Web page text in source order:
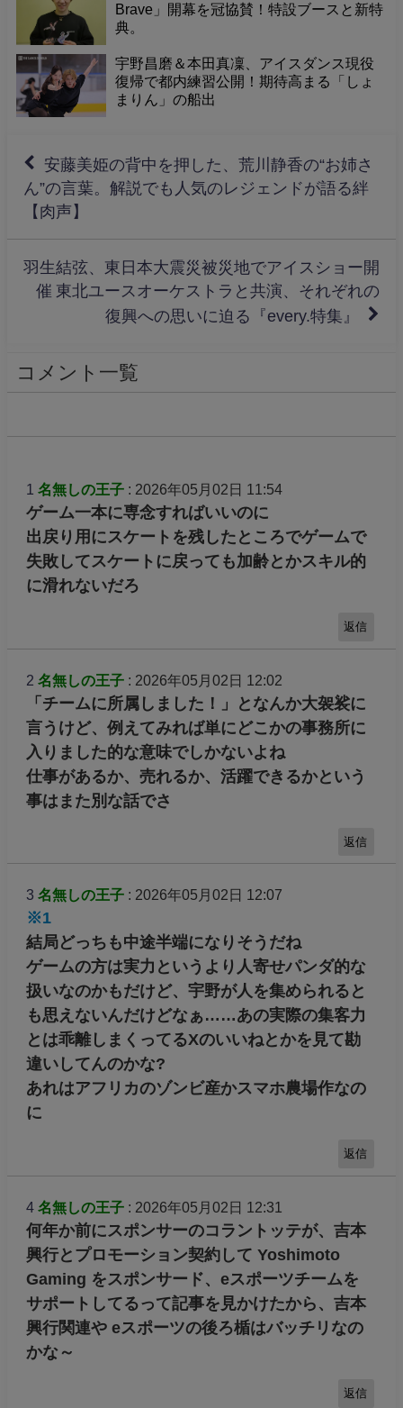
Brave」開幕を冠協賛！特設ブースと新特
典。
宇野昌磨＆本田真凜、アイスダンス現役
復帰で都内練習公開！期待高まる「しょ
まりん」の船出
安藤美姫の背中を押した、荒川静香の“お姉さ
ん”の言葉。解説でも人気のレジェンドが語る絆
【肉声】
羽生結弦、東日本大震災被災地でアイスショー開
催 東北ユースオーケストラと共演、それぞれの
復興への思いに迫る『every.特集』
コメント一覧
1 名無しの王子: 2026年05月02日 11:54
ゲーム一本に専念すればいいのに
出戻り用にスケートを残したところでゲームで
失敗してスケートに戻っても加齢とかスキル的
に滑れないだろ
返信
2 名無しの王子: 2026年05月02日 12:02
「チームに所属しました！」となんか大袈裟に
言うけど、例えてみれば単にどこかの事務所に
入りました的な意味でしかないよね
仕事があるか、売れるか、活躍できるかという
事はまた別な話でさ
返信
3 名無しの王子: 2026年05月02日 12:07
※1
結局どっちも中途半端になりそうだね
ゲームの方は実力というより人寄せパンダ的な
扱いなのかもだけど、宇野が人を集められると
も思えないんだけどなぁ……あの実際の集客力
とは乖離しまくってるXのいいねとかを見て勘
違いしてんのかな?
あれはアフリカのゾンビ産かスマホ農場作なの
に
返信
4 名無しの王子: 2026年05月02日 12:31
何年か前にスポンサーのコラントッテが、吉本
興行とプロモーション契約して Yoshimoto
Gaming をスポンサード、eスポーツチームを
サポートしてるって記事を見かけたから、吉本
興行関連や eスポーツの後ろ楯はバッチリなの
かな～
返信